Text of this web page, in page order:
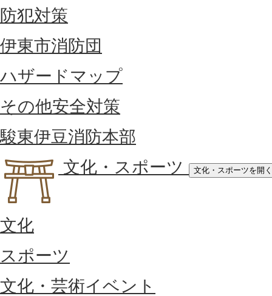
防犯対策
伊東市消防団
ハザードマップ
その他安全対策
駿東伊豆消防本部
文化・スポーツ
文化・スポーツを開く
文化
スポーツ
文化・芸術イベント